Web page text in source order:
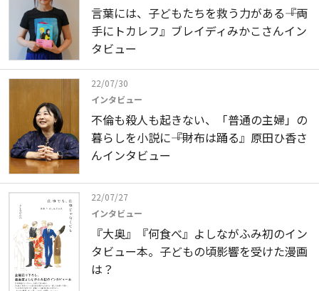
言葉には、子どもたちを救う力がある――『両
手にトカレフ』ブレイディみかこさんイン
タビュー
22/07/30
インタビュー
不倫も殺人も起きない、「普通の主婦」の
暮らしを小説に――『財布は踊る』原田ひ香さ
んインタビュー
22/07/27
インタビュー
『大奥』『何食べ』よしながふみ初のイン
タビュー本。子どもの頃影響を受けた漫画
は？